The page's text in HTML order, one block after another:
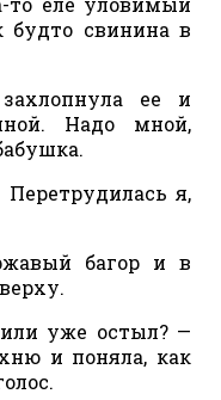
будто свинина в
ее и
Надо мной,
я,
багор и в
уже остыл? —
и поняла, как